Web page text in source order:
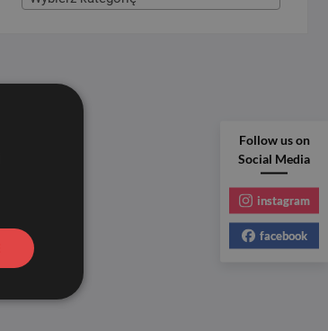
Follow us on
Social Media
instagram
facebook